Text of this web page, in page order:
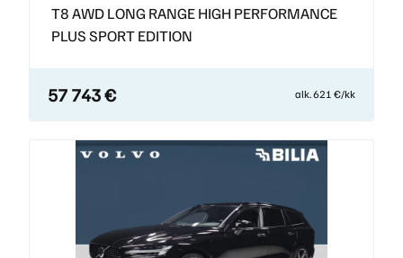
T8 AWD LONG RANGE HIGH PERFORMANCE
PLUS SPORT EDITION
57 743 € alk. 621 €/kk